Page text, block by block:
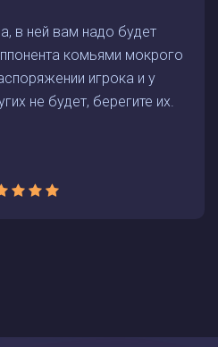
в ней вам надо будет
комьями мокрого
игрока и у
не будет, берегите их.